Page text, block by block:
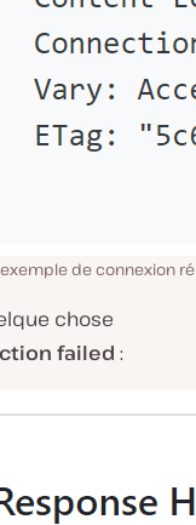
de connexion
chose
failed :